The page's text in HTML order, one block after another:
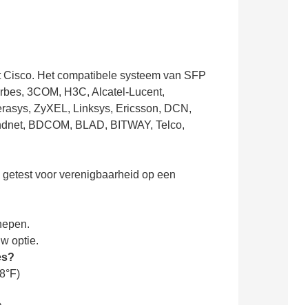
Het compatibele systeem van SFP
3COM, H3C, Alcatel-Lucent,
ZyXEL, Linksys, Ericsson, DCN,
BDCOM, BLAD, BITWAY, Telco,
voor verenigbaarheid op een
optie.